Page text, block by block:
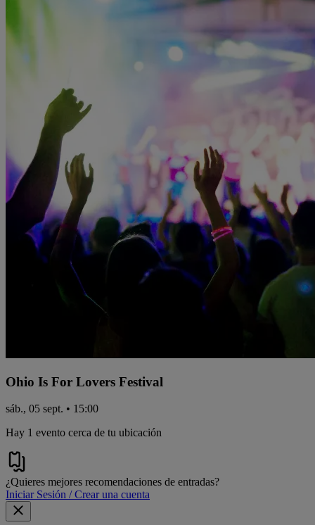
Ohio Is For Lovers Festival
sáb., 05 sept. • 15:00
Hay 1 evento cerca de tu ubicación
¿Quieres mejores recomendaciones de entradas?
Iniciar Sesión / Crear una cuenta